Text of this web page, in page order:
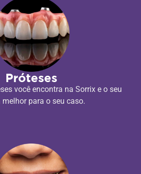
Próteses
você encontra na Sorrix e o seu
para o seu caso.